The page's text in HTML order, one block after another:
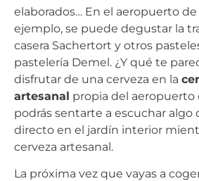
elaborados… En el aeropuerto de
ejemplo, se puede degustar la
casera Sachertort y otros
pastelería Demel. ¿Y qué te
disfrutar de una cerveza en la
artesanal propia del aeropuerto
podrás sentarte a escuchar algo
directo en el jardín interior
cerveza artesanal.
La próxima vez que vayas a